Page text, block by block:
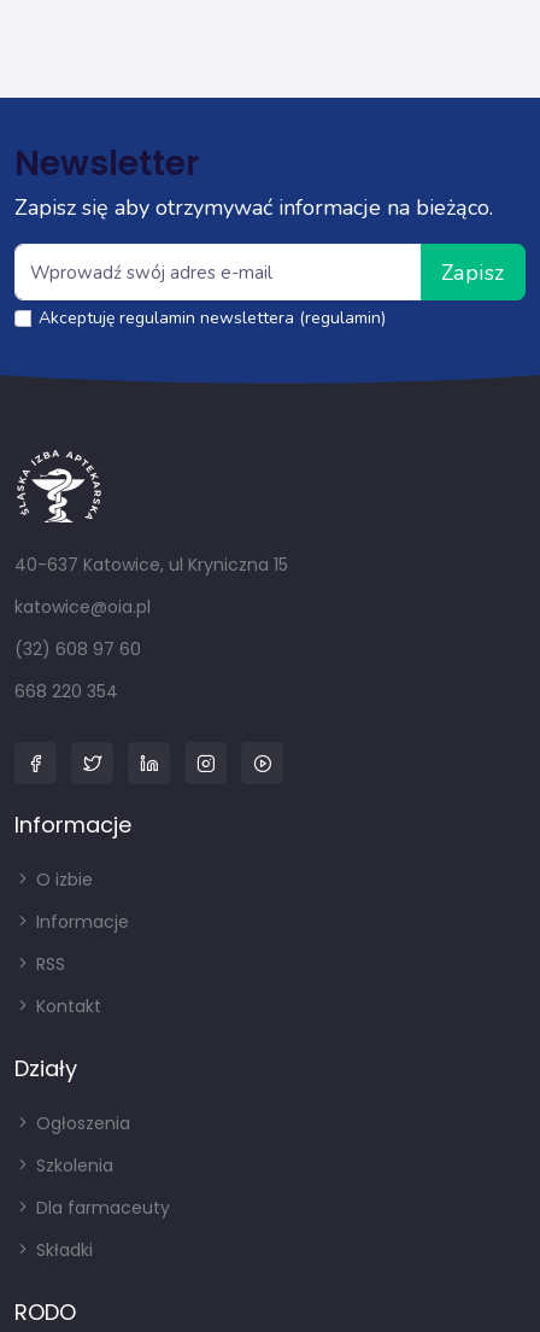
Newsletter
Zapisz się aby otrzymywać informacje na bieżąco.
Zapisz
Akceptuję regulamin newslettera (regulamin)
40-637 Katowice, ul Kryniczna 15
katowice@oia.pl
(32) 608 97 60
668 220 354
Informacje
O izbie
Informacje
RSS
Kontakt
Działy
Ogłoszenia
Szkolenia
Dla farmaceuty
Składki
RODO